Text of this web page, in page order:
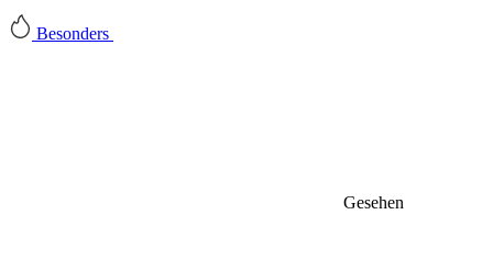
Besonders
Gesehen